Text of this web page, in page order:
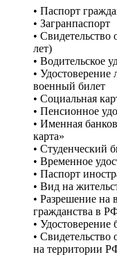
• Паспорт
• Загранпаспорт
•
лет)
• Водительское
•
военный билет
• Социальная
• Пенсионное
• Именная
карта»
• Студенческий
• Временное
• Паспорт
• Вид на
• Разрешение на
гражданства в
• Удостоверение
•
на территории